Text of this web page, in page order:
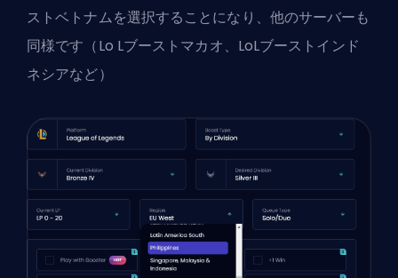
ストベトナムを選択することになり、他のサーバーも
同様です（Lo Lブーストマカオ、LoLブーストインド
ネシアなど）